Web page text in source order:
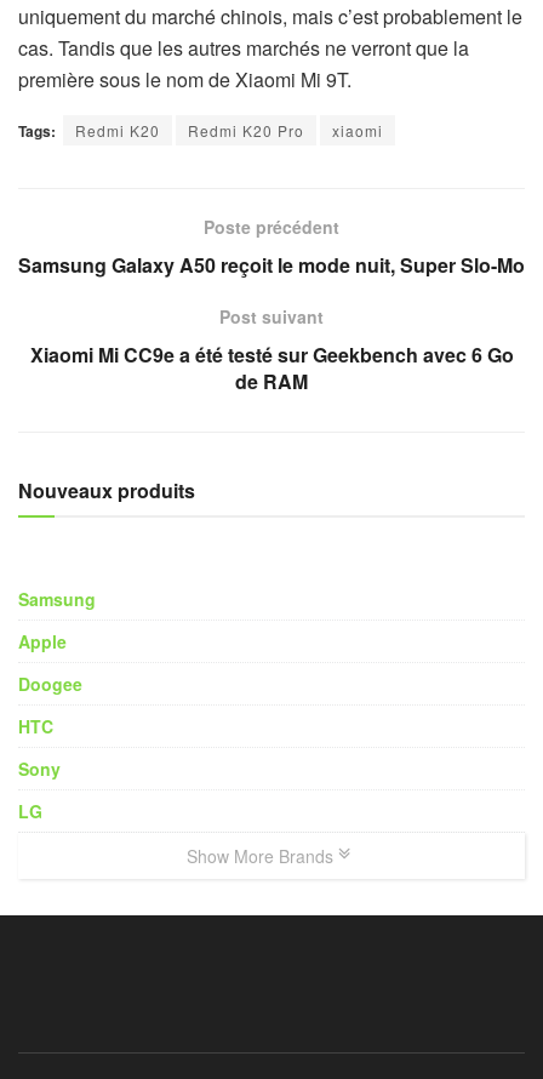
uniquement du marché chinois, mais c’est probablement le
cas. Tandis que les autres marchés ne verront que la
première sous le nom de Xiaomi Mi 9T.
Tags: Redmi K20 Redmi K20 Pro xiaomi
Poste précédent
Samsung Galaxy A50 reçoit le mode nuit, Super Slo-Mo
Post suivant
Xiaomi Mi CC9e a été testé sur Geekbench avec 6 Go
de RAM
Nouveaux produits
Samsung
Apple
Doogee
HTC
Sony
LG
Show More Brands